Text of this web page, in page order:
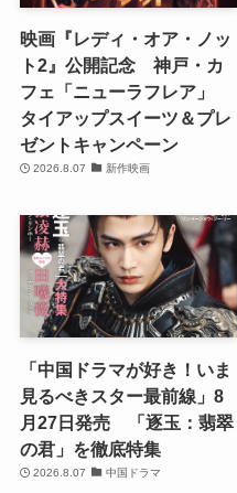
映画『レディ・オア・ノッ
ト2』公開記念 神戸・カ
フェ「ニューラフレア」
タイアップスイーツ＆プレ
ゼントキャンペーン
2026.8.07 新作映画
「中国ドラマが好き！いま
見るべきスター最前線」8
月27日発売 「逐玉：翡翠
の君」を徹底特集
2026.8.07 中国ドラマ